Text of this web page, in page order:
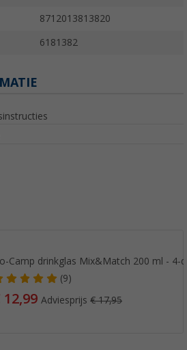
8712013813820
6181382
Camp drinkglas Mix&Match 200 ml - 4-
(9)
12,99Adviesprijs€ 17,95